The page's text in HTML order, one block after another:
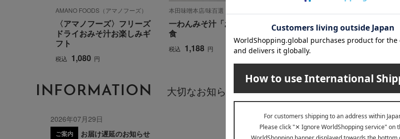
AMANO FOODS（アマノフーズ）
〈アマノフーズ〉フリーズ
ドライおみそ汁お楽しみギ
フト
税込 1,080 円
本田味噌本店/味百選
一わんみそ汁「おおきに」5
食
税込 1,188 円
〈麻布十番・花一会〉花椀
もなか・花一りん最中詰合
せ
3,240
INFORMATION 大切なお知らせ
2026年07月29日
ご案内 お届け遅延のお知らせ